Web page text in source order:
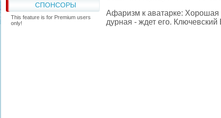
СПОНСОРЫ
This feature is for Premium users
only!
Афаризм к аватарке:
дурная - ждет его.